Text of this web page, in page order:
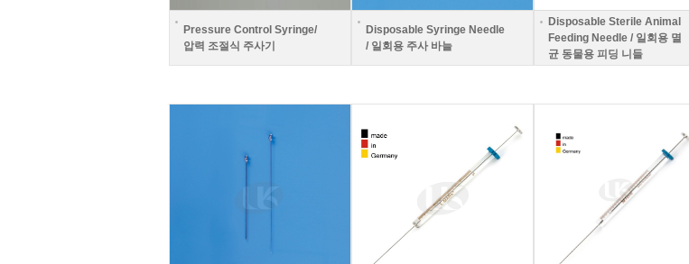
Pressure Control Syringe/
압력 조절식 주사기
Disposable Syringe Needle
/ 일회용 주사 바늘
Disposable Sterile Animal
Feeding Needle / 일회용 멸
균 동물용 피딩 니들